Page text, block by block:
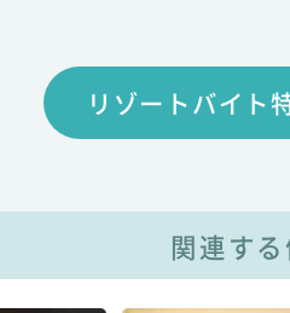
リゾートバイト
関連す